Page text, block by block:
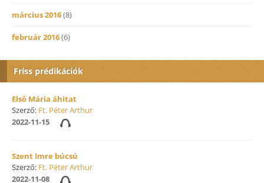
március 2016(8)
február 2016(6)
Friss prédikációk
Első Mária áhitat
Szerző: Ft. Péter Arthur
2022-11-15
Szent Imre búcsú
Szerző: Ft. Péter Arthur
2022-11-08